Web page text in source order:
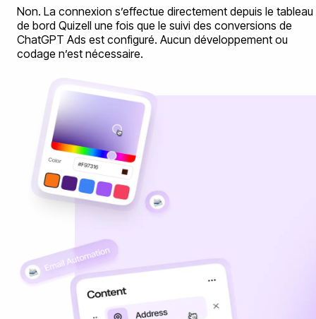
Non. La connexion s’effectue directement depuis le tableau
de bord Quizell une fois que le suivi des conversions de
ChatGPT Ads est configuré. Aucun développement ou
codage n’est nécessaire.